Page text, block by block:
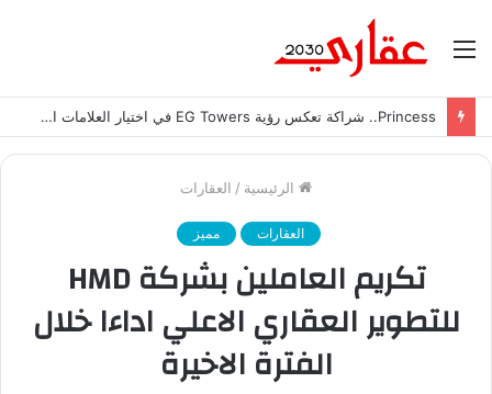
القائمة
Princess.. شراكة تعكس رؤية EG Towers في اختيار العلامات التجارية المميزة
الرئيسية / العقارات
العقارات مميز
تكريم العاملين بشركة HMD
للتطوير العقاري الاعلي اداءا خلال
الفترة الاخيرة